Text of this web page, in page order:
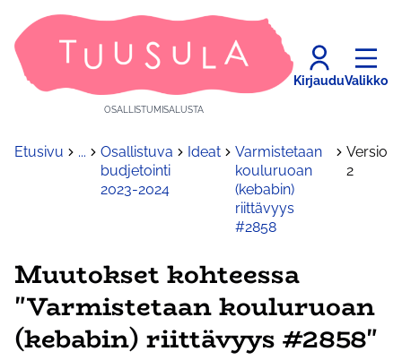
OSALLISTUMISALUSTA
KirjauduValikko
Etusivu ...
Osallistuva
budjetointi
2023-2024
Ideat
Varmistetaan
kouluruoan
(kebabin)
riittävyys
#2858
Versio
2
Muutokset kohteessa
"Varmistetaan kouluruoan
(kebabin) riittävyys #2858"